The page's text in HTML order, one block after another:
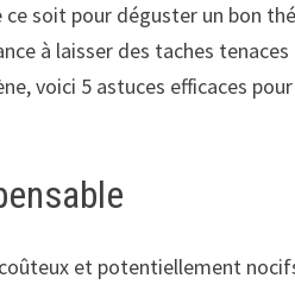
soit pour déguster un bon
à laisser des taches
voici 5 astuces efficaces
et potentiellement